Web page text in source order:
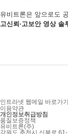
유비트론은 앞으로도
고신뢰·고보안 영상 솔
인트라넷 웹메일 바로가기
이용약관
개인정보취급방침
품질보증정책
유비트론(주)
강원도 춘천시 신북로